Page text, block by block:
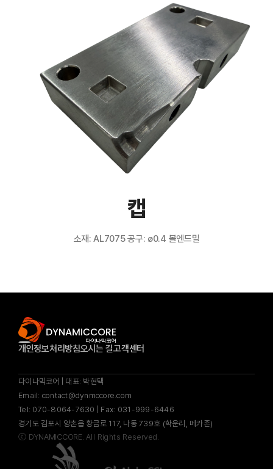
캡
소재: AL7075 공구: ø0.4 볼엔드밀
개인정보처리방침오시는 길고객센터
다이나믹코어 | 대표: 박현택
Email: contact@dynmccore.com
Tel: 070-8064-7630 | Fax: 031-999-6446
경기도 김포시 양촌읍 황금로 117, 나동 739호 (학운리, 메카존)
ⓒ DYNAMICCORE. All Rights Reserved.